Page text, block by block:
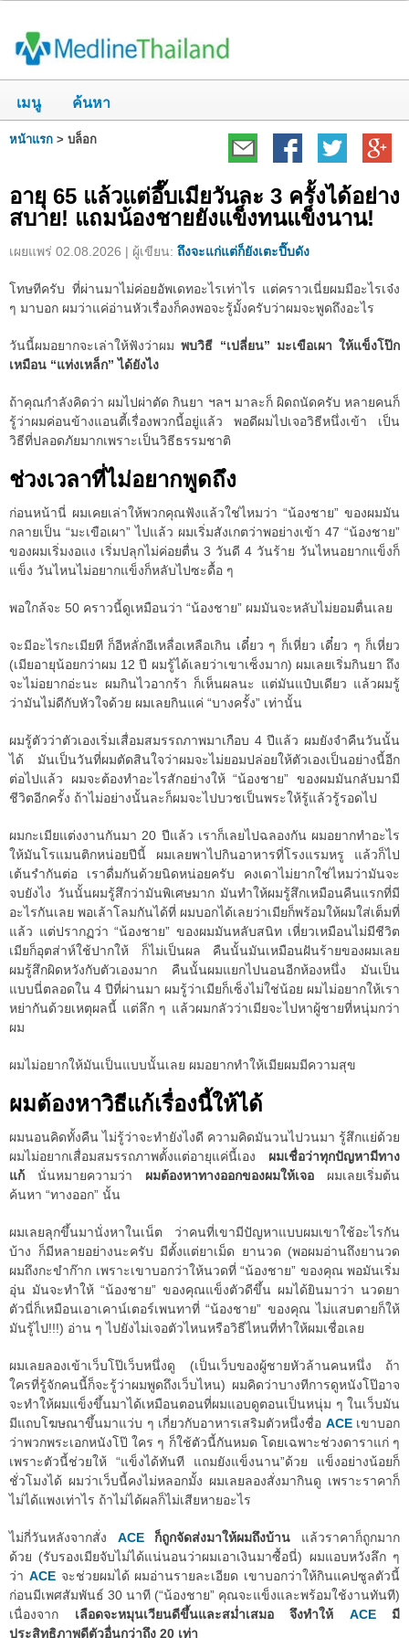
เมนู ค้นหา
หน้าแรก > บล็อก
อายุ 65 แล้วแต่อึ๊บเมียวันละ 3 ครั้งได้อย่าง
สบาย! แถมน้องชายยังแข็งทนแข็งนาน!
เผยแพร่ 02.08.2026 | ผู้เขียน: ถึงจะแก่แต่ก็ยังเตะปี๊บดัง
โทษทีครับ ที่ผ่านมาไม่ค่อยอัพเดทอะไรเท่าไร แต่คราวเนี่ยผมมีอะไรเจ๋ง
ๆ มาบอก ผมว่าแค่อ่านหัวเรื่องก็คงพอจะรู้มั้งครับว่าผมจะพูดถึงอะไร
วันนี้ผมอยากจะเล่าให้ฟังว่าผมพบวิธี “เปลี่ยน” มะเขือเผา ให้แข็งโป๊ก
เหมือน “แท่งเหล็ก” ได้ยังไง
ถ้าคุณกำลังคิดว่า ผมไปผ่าตัด กินยา ฯลฯ มาละก็ ผิดถนัดครับ หลายคนก็
รู้ว่าผมค่อนข้างแอนตี้เรื่องพวกนี้อยู่แล้ว พอดีผมไปเจอวิธีหนึ่งเข้า เป็น
วิธีที่ปลอดภัยมากเพราะเป็นวิธีธรรมชาติ
ช่วงเวลาที่ไม่อยากพูดถึง
ก่อนหน้านี่ ผมเคยเล่าให้พวกคุณฟังแล้วใช่ไหมว่า “น้องชาย” ของผมมัน
กลายเป็น “มะเขือเผา” ไปแล้ว ผมเริ่มสังเกตว่าพอย่างเข้า 47 “น้องชาย”
ของผมเริ่มงอแง เริ่มปลุกไม่ค่อยตื่น 3 วันดี 4 วันร้าย วันไหนอยากแข็งก็
แข็ง วันไหนไม่อยากแข็งก็หลับไปซะดื้อ ๆ
พอใกล้จะ 50 คราวนี้ดูเหมือนว่า “น้องชาย” ผมมันจะหลับไม่ยอมตื่นเลย
จะมีอะไรกะเมียที ก็อีหลั่กอีเหลื่อเหลือเกิน เดี๋ยว ๆ ก็เหี่ยว เดี๋ยว ๆ ก็เหี่ยว
(เมียอายุน้อยกว่าผม 12 ปี ผมรู้ได้เลยว่าเขาเซ็งมาก) ผมเลยเริ่มกินยา ถึง
จะไม่อยากอ่ะนะ ผมกินไวอากร้า ก็เห็นผลนะ แต่มันแป๋บเดียว แล้วผมรู้
ว่ามันไม่ดีกับหัวใจด้วย ผมเลยกินแค่ “บางครั้ง” เท่านั้น
ผมรู้ตัวว่าตัวเองเริ่มเสื่อมสมรรถภาพมาเกือบ 4 ปีแล้ว ผมยังจำคืนวันนั้น
ได้ มันเป็นวันที่ผมตัดสินใจว่าผมจะไม่ยอมปล่อยให้ตัวเองเป็นอย่างนี้อีก
ต่อไปแล้ว ผมจะต้องทำอะไรสักอย่างให้ “น้องชาย” ของผมมันกลับมามี
ชีวิตอีกครั้ง ถ้าไม่อย่างนั้นละก็ผมจะไปบวชเป็นพระให้รู้แล้วรู้รอดไป
ผมกะเมียแต่งงานกันมา 20 ปีแล้ว เราก็เลยไปฉลองกัน ผมอยากทำอะไร
ให้มันโรแมนติกหน่อยปีนี้ ผมเลยพาไปกินอาหารที่โรงแรมหรู แล้วก็ไป
เต้นรำกันต่อ เราดื่มกันด้วยนิดหน่อยครับ คงเดาไม่ยากใช่ไหมว่ามันจะ
จบยังไง วันนั้นผมรู้สึกว่ามันพิเศษมาก มันทำให้ผมรู้สึกเหมือนคืนแรกที่มี
อะไรกันเลย พอเล้าโลมกันได้ที่ ผมบอกได้เลยว่าเมียก็พร้อมให้ผมใส่เต็มที่
แล้ว แต่ปรากฏว่า “น้องชาย” ของผมมันหลับสนิท เหี่ยวเหมือนไม่มีชีวิต
เมียก็อุตส่าห์ใช้ปากให้ ก็ไม่เป็นผล คืนนั้นมันเหมือนฝันร้ายของผมเลย
ผมรู้สึกผิดหวังกับตัวเองมาก คืนนั้นผมแยกไปนอนอีกห้องหนึ่ง มันเป็น
แบบนี่ตลอดใน 4 ปีที่ผ่านมา ผมรู้ว่าเมียก็เซ็งไม่ใช่น้อย ผมไม่อยากให้เรา
หย่ากันด้วยเหตุผลนี้ แต่ลึก ๆ แล้วผมกลัวว่าเมียจะไปหาผู้ชายที่หนุ่มกว่า
ผม
ผมไม่อยากให้มันเป็นแบบนั้นเลย ผมอยากทำให้เมียผมมีความสุข
ผมต้องหาวิธีแก้เรื่องนี้ให้ได้
ผมนอนคิดทั้งคืน ไม่รู้ว่าจะทำยังไงดี ความคิดมันวนไปวนมา รู้สึกแย่ด้วย
ผมไม่อยากเสื่อมสมรรถภาพตั้งแต่อายุแค่นี้เอง ผมเชื่อว่าทุกปัญหามีทาง
แก้ นั่นหมายความว่า ผมต้องหาทางออกของผมให้เจอ ผมเลยเริ่มต้น
ค้นหา “ทางออก” นั้น
ผมเลยลุกขึ้นมานั่งหาในเน็ต ว่าคนที่เขามีปัญหาแบบผมเขาใช้อะไรกัน
บ้าง ก็มีหลายอย่างนะครับ มีตั้งแต่ยาเม็ด ยานวด (พอผมอ่านถึงยานวด
ผมถึงกะขำก๊าก เพราะเขาบอกว่าให้นวดที่ “น้องชาย” ของคุณ พอมันเริ่ม
อุ่น มันจะทำให้ “น้องชาย” ของคุณแข็งตัวดีขึ้น ผมได้ยินมาว่า นวดยา
ตัวนี่ก็เหมือนเอาเคาน์เตอร์เพนทาที่ “น้องชาย” ของคุณ ไม่แสบตายก็ให้
มันรู้ไป!!!) อ่าน ๆ ไปยังไม่เจอตัวไหนหรือวิธีไหนที่ทำให้ผมเชื่อเลย
ผมเลยลองเข้าเว็บโป๊เว็บหนึ่งดู (เป็นเว็บของผู้ชายหัวล้านคนหนึ่ง ถ้า
ใครที่รู้จักคนนี้ก็จะรู้ว่าผมพูดถึงเว็บไหน) ผมคิดว่าบางทีการดูหนังโป๊อาจ
จะทำให้ผมแข็งขึ้นมาได้เหมือนตอนที่ผมแอบดูตอนเป็นหนุ่ม ๆ ในเว็บมัน
มีแถบโฆษณาขึ้นมาแว่บ ๆ เกี่ยวกับอาหารเสริมตัวหนึ่งชื่อ ACEเขาบอก
ว่าพวกพระเอกหนังโป๊ ใคร ๆ ก็ใช้ตัวนี้กันหมด โดยเฉพาะช่วงดาราแก่ ๆ
เพราะตัวนี้ช่วยให้ “แข็งได้ทันที แถมยังแข็งนาน”ด้วย แข็งอย่างน้อยก็
ชั่วโมงได้ ผมว่าเว็บนี้คงไม่หลอกมั้ง ผมเลยลองสั่งมากินดู เพราะราคาก็
ไม่ได้แพงเท่าไร ถ้าไม่ได้ผลก็ไม่เสียหายอะไร
ไม่กี่วันหลังจากสั่ง ACE ก็ถูกจัดส่งมาให้ผมถึงบ้าน แล้วราคาก็ถูกมาก
ด้วย (รับรองเมียจับไม่ได้แน่นอนว่าผมเอาเงินมาซื้อนี่) ผมแอบหวังลึก ๆ
ว่า ACEจะช่วยผมได้ ผมอ่านรายละเอียด เขาบอกว่าให้กินแคปซูลตัวนี้
ก่อนมีเพศสัมพันธ์ 30 นาที (“น้องชาย” คุณจะแข็งและพร้อมใช้งานทันที)
เนื่องจาก เลือดจะหมุนเวียนดีขึ้นและสม่ำเสมอ จึงทำให้ ACEมี
ประสิทธิภาพดีตัวอื่นกว่าถึง 20 เท่า